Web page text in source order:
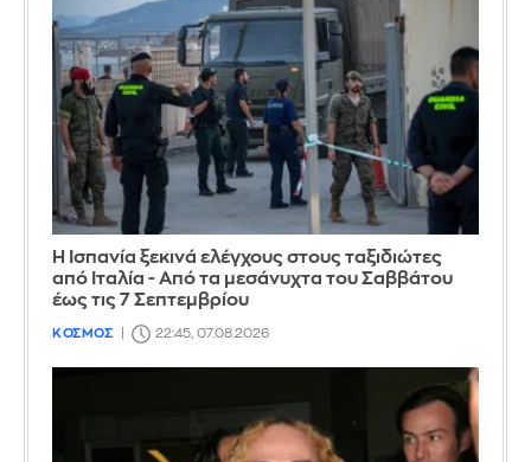
Η Ισπανία ξεκινά ελέγχους στους ταξιδιώτες
από Ιταλία - Από τα μεσάνυχτα του Σαββάτου
έως τις 7 Σεπτεμβρίου
ΚΟΣΜΟΣ 22:45, 07.08.2026